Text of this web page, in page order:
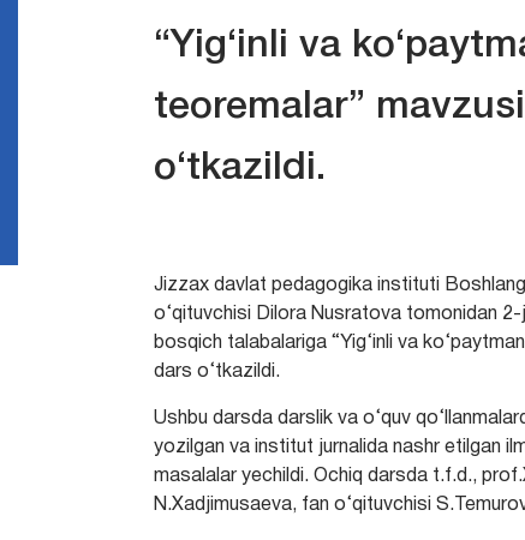
“Yig‘inli va
teoremalar”
o‘tkazildi.
Jizzax davlat pedagogika instituti
o‘qituvchisi Dilora Nusratova tomonidan
bosqich talabalariga “Yig‘inli va
dars o‘tkazildi.
Ushbu darsda darslik va o‘quv
yozilgan va institut jurnalida nashr etilgan
masalalar yechildi. Ochiq darsda t.f.d.,
N.Xadjimusaeva, fan o‘qituvchisi